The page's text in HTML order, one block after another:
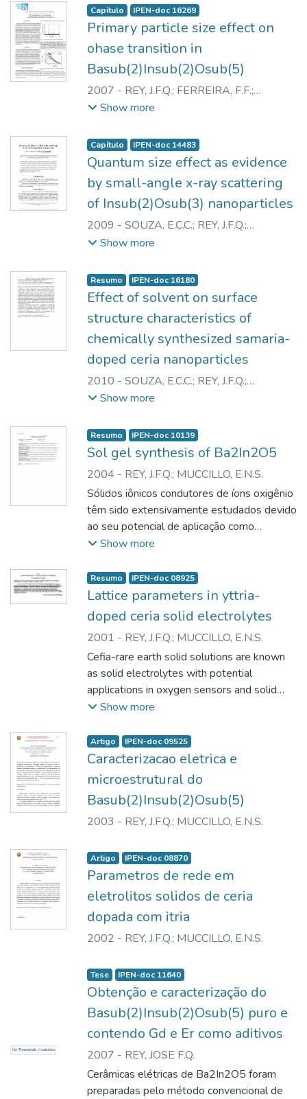
conductivity. Pure barium indate was
prepared by solid state reactions at
1300°C. The room-temperature structural
characterization showed a high degree of
phase homogeneity in the prepared
material. The reduction of the order-
disorder phase transition temperature was
temperature X-ray diffraction. The observed
features were explained based on Fourier-
transform infrared spectroscopy results that
revealed the presence of hydroxyl species
in the crystal lattice. The increase of the
intensity of few diffraction peaks near the
phase transition temperature suggests the
orthorhombic-to-tetragonal phase
transition.
Capítulo IPEN-doc 16269
Primary particle size effect on
ohase transition in
Basub(2)Insub(2)Osub(5)
2007 - REY, J.F.Q.; FERREIRA, F.F.;
MUCCILLO, E.N.S.
Show more
Capítulo IPEN-doc 14483
Quantum size effect as evidence
by small-angle x-ray scattering
of Insub(2)Osub(3) nanoparticles
2009 - SOUZA, E.C.C.; REY, J.F.Q.;
MUCCILLO, E.N.S.
Show more
Resumo IPEN-doc 16180
Effect of solvent on surface
structure characteristics of
chemically synthesized samaria-
doped ceria nanoparticles
2010 - SOUZA, E.C.C.; REY, J.F.Q.;
MUCCILLO, E.N.S.
Show more
Resumo IPEN-doc 10139
Sol gel synthesis of Ba2In2O5
2004 - REY, J.F.Q.; MUCCILLO, E.N.S.
Sólidos iônicos condutores de íons oxigênio
têm sido extensivamente estudados devido
ao seu potencial de aplicação como
sensores de oxigênio, membranas
oxigênio e como eletrólitos para células de
combustíveis à eletrólito sólido óxido
(SOFC). Neste trabalho de pesquisa foi
sintetizado o composto Ba2In2O5 por sol-
gel. Para este material os valores de
condutividade iônica, em condições
especificas, são similares àqueles
apresentados pela zircônia dopada. Na
caracterização do material foram realizadas
raios X e espectroscopia de absorção na
região do infravermelho, microscopia
eletrônica de transmissão e varredura. Os
etapas de formação da fase, com estrutura
cristalina do tipo brownmilleritta,
temperaturas de formação da fase, quando
comparado aos materiais preparados pela
técnica convencional de mistura de óxidos.
Show more
Resumo IPEN-doc 08925
Lattice parameters in yttria-
doped ceria solid electrolytes
2001 - REY, J.F.Q.; MUCCILLO, E.N.S.
Cefia-rare earth solid solutions are known
as solid electrolytes with potential
applications in oxygen sensors and solid
oxide fuel cells. Trivalcnt rare carth ions
number of anion vacancies for charge
compensation. These oxygcn vacancies are
quite mobile at low temperatures giving rise
to a comparativcly high ionic conduction. In
this study ccria-x mol% yttria solid solutions
were prepared with x ranging from O to 12
solutions cxhibit a fluorite-type structure
with composition dcpendent lattice
parameters. The variation of thc lattice
parameter was studicd and corrclated with
existing empirical equations based on ion
packing model. The effcct of an effective
is also discussed.
Show more
Artigo IPEN-doc 09525
Caracterizacao eletrica e
microestrutural do
Basub(2)Insub(2)Osub(5)
2003 - REY, J.F.Q.; MUCCILLO, E.N.S.
Artigo IPEN-doc 08870
Parametros de rede em
eletrolitos solidos de ceria
dopada com itria
2002 - REY, J.F.Q.; MUCCILLO, E.N.S.
No Thumbnail Available
Tese IPEN-doc 11640
Obtenção e caracterização do
Basub(2)Insub(2)Osub(5) puro e
contendo Gd e Er como aditivos
2007 - REY, JOSE F.Q.
Cerâmicas elétricas de Ba2In2O5 foram
preparadas pelo método convencional de